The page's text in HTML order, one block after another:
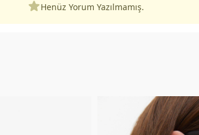
Henüz Yorum Yazılmamış.